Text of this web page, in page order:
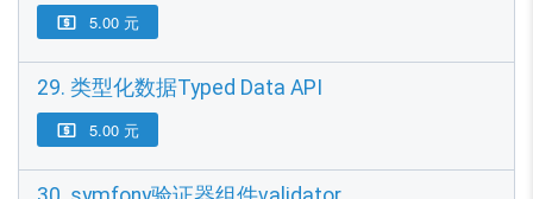
 5.00 元
29. 类型化数据Typed Data API
 5.00 元